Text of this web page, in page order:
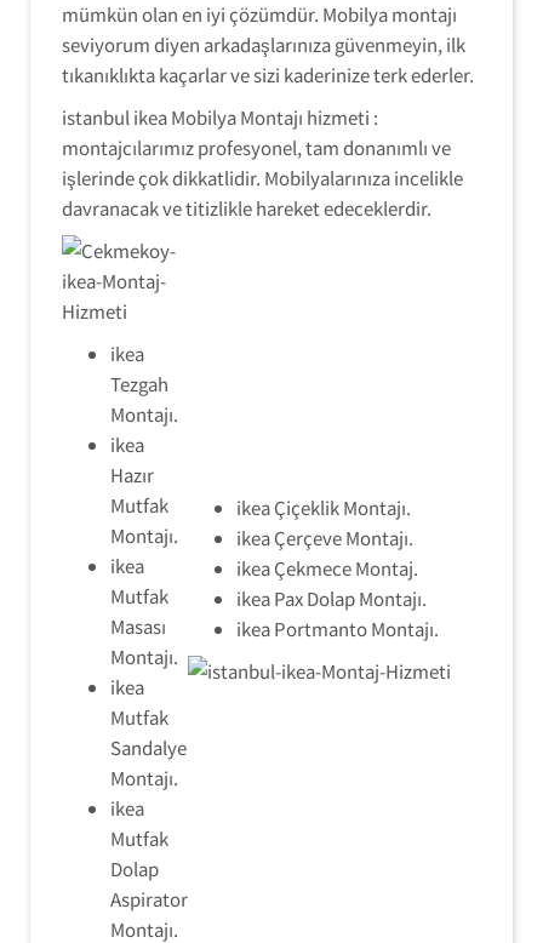
mümkün olan en iyi çözümdür. Mobilya montajı
seviyorum diyen arkadaşlarınıza güvenmeyin, ilk
tıkanıklıkta kaçarlar ve sizi kaderinize terk ederler.
istanbul ikea Mobilya Montajı hizmeti :
montajcılarımız profesyonel, tam donanımlı ve
işlerinde çok dikkatlidir. Mobilyalarınıza incelikle
davranacak ve titizlikle hareket edeceklerdir.
ikea
Tezgah
Montajı.
ikea
Hazır
Mutfak
Montajı.
ikea
Mutfak
Masası
Montajı.
ikea
Mutfak
Sandalye
Montajı.
ikea
Mutfak
Dolap
Aspirator
Montajı.
ikea Çiçeklik Montajı.
ikea Çerçeve Montajı.
ikea Çekmece Montaj.
ikea Pax Dolap Montajı.
ikea Portmanto Montajı.